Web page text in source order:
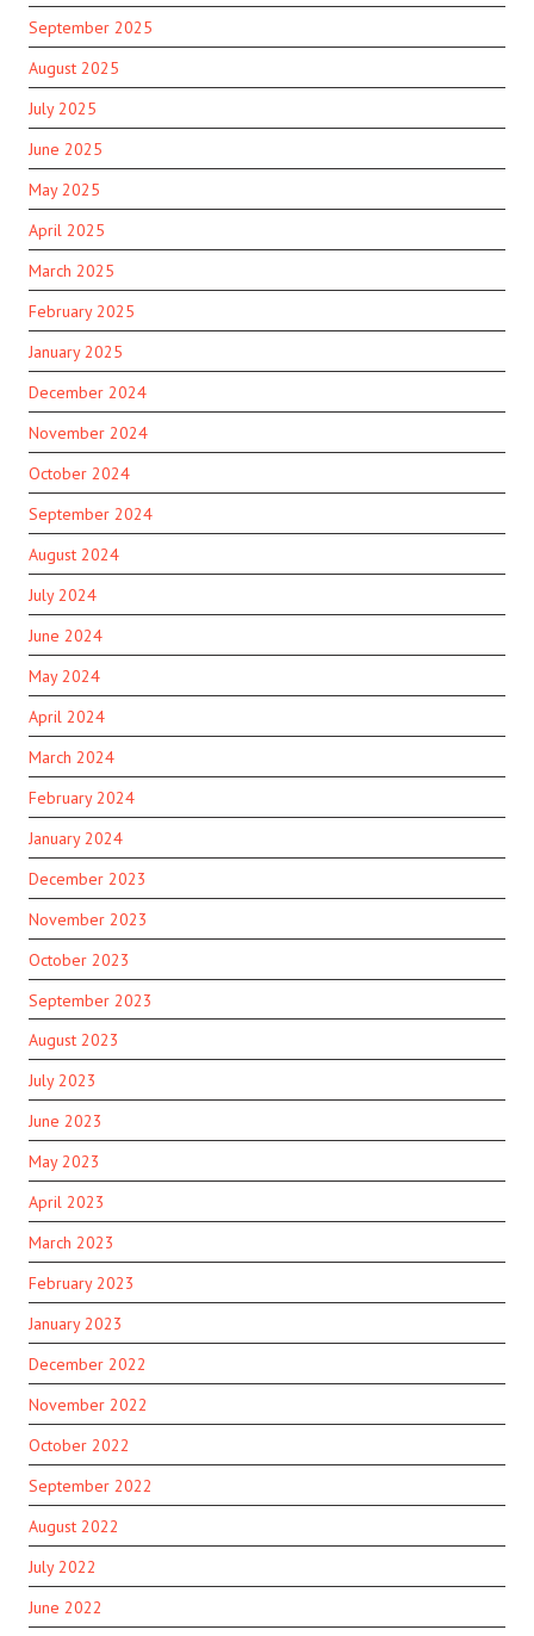
September 2025
August 2025
July 2025
June 2025
May 2025
April 2025
March 2025
February 2025
January 2025
December 2024
November 2024
October 2024
September 2024
August 2024
July 2024
June 2024
May 2024
April 2024
March 2024
February 2024
January 2024
December 2023
November 2023
October 2023
September 2023
August 2023
July 2023
June 2023
May 2023
April 2023
March 2023
February 2023
January 2023
December 2022
November 2022
October 2022
September 2022
August 2022
July 2022
June 2022